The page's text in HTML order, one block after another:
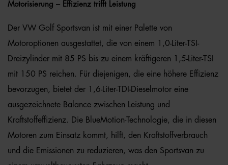
Motorisierung – Effizienz trifft Leistung
Der VW Golf Sportsvan ist mit einer Palette von
Motoroptionen ausgestattet, die von einem 1,0-Liter-TSI-
Dreizylinder mit 85 PS bis zu einem kräftigeren 1,5-Liter-TSI
mit 150 PS reichen. Für diejenigen, die eine höhere Effizienz
bevorzugen, bietet der 1,6-Liter-TDI-Dieselmotor eine
ausgezeichnete Balance zwischen Leistung und
Kraftstoffeffizienz. Die BlueMotion-Technologie, die in diesen
Motoren zum Einsatz kommt, hilft, den Kraftstoffverbrauch
und die Emissionen zu reduzieren, was den Sportsvan zu